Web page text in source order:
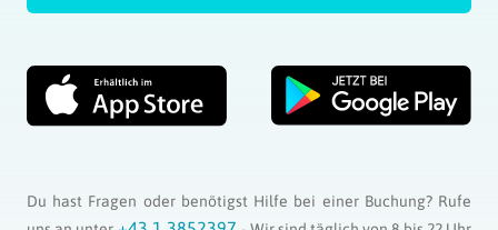
Du hast Fragen oder benötigst Hilfe bei einer Buchung? Rufe